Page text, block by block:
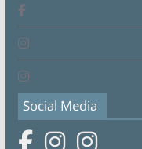
Social Media